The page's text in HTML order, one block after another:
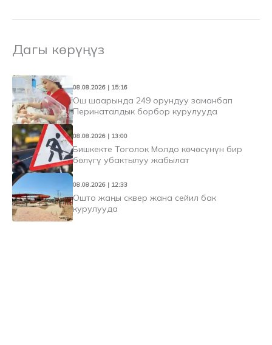
Дагы көрүңүз
08.08.2026 | 15:16
Ош шаарында 249 орундуу заманбап
Перинаталдык борбор курулууда
08.08.2026 | 13:00
Бишкекте Тоголок Молдо көчөсүнүн бир
бөлүгү убактылуу жабылат
08.08.2026 | 12:33
Ошто жаңы сквер жана сейил бак
курулууда